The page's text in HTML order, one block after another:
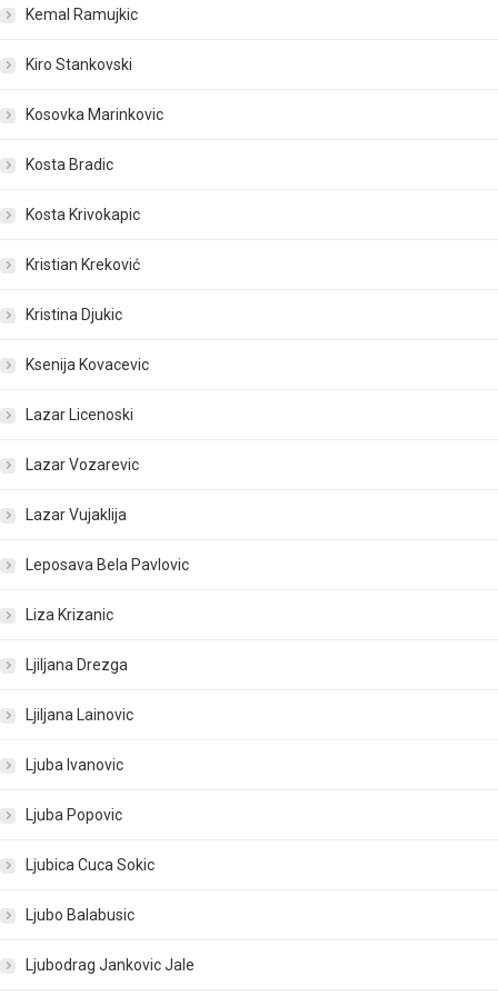
Kemal Ramujkic
Kiro Stankovski
Kosovka Marinkovic
Kosta Bradic
Kosta Krivokapic
Kristian Kreković
Kristina Djukic
Ksenija Kovacevic
Lazar Licenoski
Lazar Vozarevic
Lazar Vujaklija
Leposava Bela Pavlovic
Liza Krizanic
Ljiljana Drezga
Ljiljana Lainovic
Ljuba Ivanovic
Ljuba Popovic
Ljubica Cuca Sokic
Ljubo Balabusic
Ljubodrag Jankovic Jale